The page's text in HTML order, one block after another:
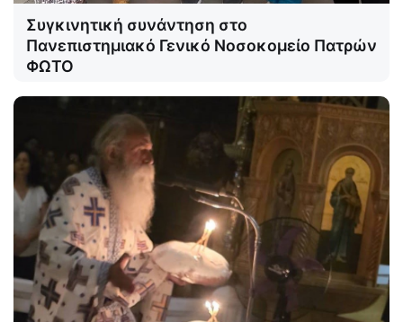
Συγκινητική συνάντηση στο
Πανεπιστημιακό Γενικό Νοσοκομείο Πατρών
ΦΩΤΟ